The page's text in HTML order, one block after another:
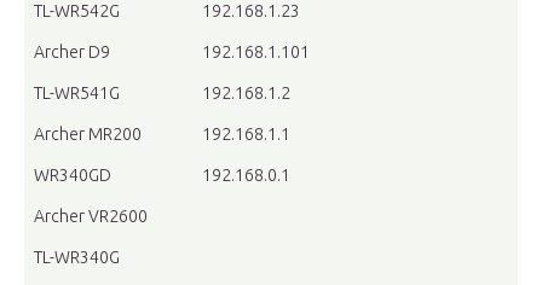
TL-WR542G
Archer D9
TL-WR541G
Archer MR200
WR340GD
Archer VR2600
TL-WR340G
192.168.1.23
192.168.1.101
192.168.1.2
192.168.1.1
192.168.0.1